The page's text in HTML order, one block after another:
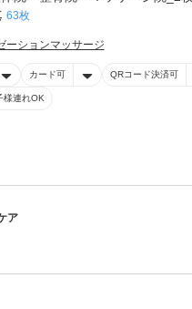
63枚
ーションマッサージ
カード可 QRコード決済可
様連れOK
ア